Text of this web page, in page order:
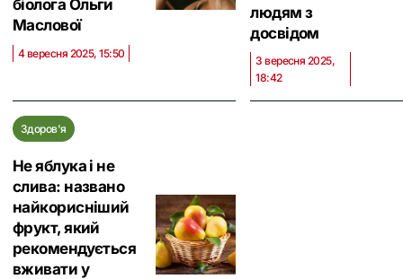
біолога Ольги
Маслової
4 вересня 2025, 15:50
людям з
досвідом
3 вересня 2025,
18:42
Здоров'я
Не яблука і не
слива: названо
найкорисніший
фрукт, який
рекомендується
вживати у